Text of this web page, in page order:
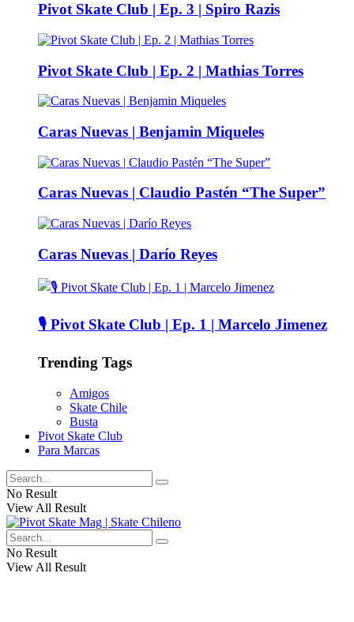
Pivot Skate Club | Ep. 3 | Spiro Razis
Pivot Skate Club | Ep. 2 | Mathias Torres
Caras Nuevas | Benjamin Miqueles
Caras Nuevas | Claudio Pastén “The Super”
Caras Nuevas | Darío Reyes
🎙️ Pivot Skate Club | Ep. 1 | Marcelo Jimenez
Trending Tags
Amigos
Skate Chile
Busta
Pivot Skate Club
Para Marcas
No Result
View All Result
No Result
View All Result